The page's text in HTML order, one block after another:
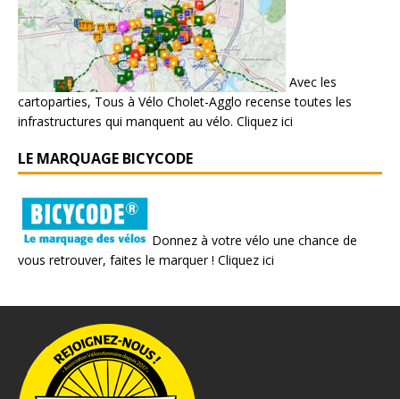
Avec les
cartoparties, Tous à Vélo Cholet-Agglo recense toutes les
infrastructures qui manquent au vélo. Cliquez ici
LE MARQUAGE BICYCODE
Donnez à votre vélo une chance de
vous retrouver, faites le marquer ! Cliquez ici